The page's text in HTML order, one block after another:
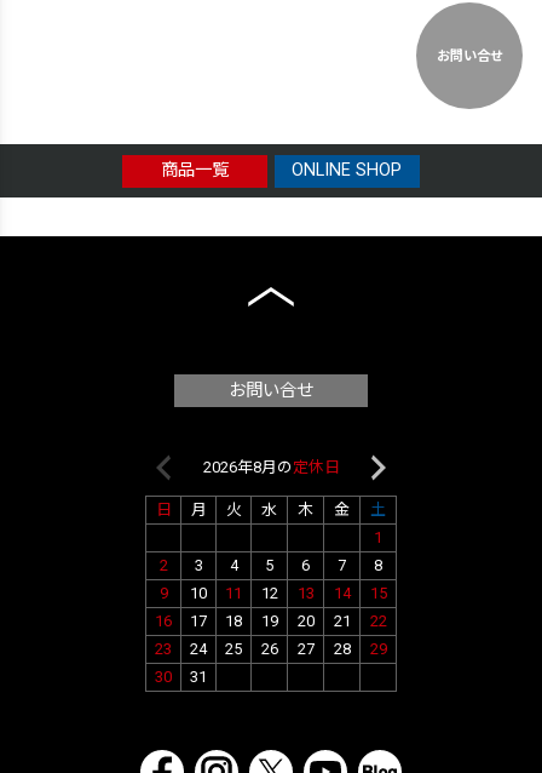
お問い合せ
商品一覧 ONLINE SHOP
お問い合せ
2026年8月の 定休日
日 月 火 水 木 金
土
1
2
3 4 5 6 7
8
9
10 11 12 13 14
15
16
17 18 19 20 21
22
23
24 25 26 27 28
29
30
31